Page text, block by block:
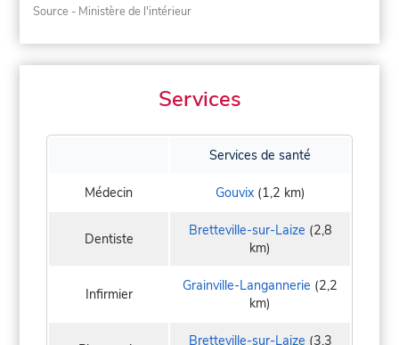
Source - Ministère de l'intérieur
Services
Services de santé
Médecin Gouvix(1,2 km)
Dentiste Bretteville-sur-Laize (2,8
km)
Infirmier Grainville-Langannerie (2,2
km)
Bretteville-sur-Laize (3,3